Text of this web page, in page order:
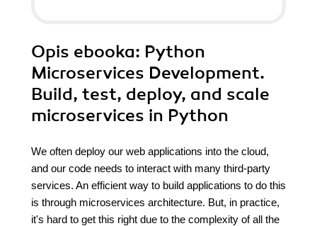
Opis ebooka: Python
Microservices Development.
Build, test, deploy, and scale
microservices in Python
We often deploy our web applications into the cloud,
and our code needs to interact with many third-party
services. An efficient way to build applications to do this
is through microservices architecture. But, in practice,
it's hard to get this right due to the complexity of all the